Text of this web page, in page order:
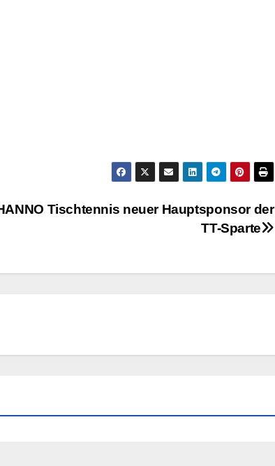
Tischtennis neuer Hauptsponsor der
TT-Sparte